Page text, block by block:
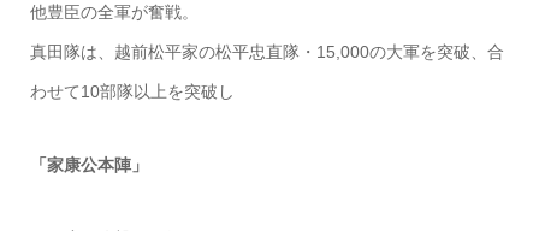
他豊臣の全軍が奮戦。
真田隊は、越前松平家の松平忠直隊・15,000の大軍を突破、合
わせて10部隊以上を突破し
「家康公本陣」